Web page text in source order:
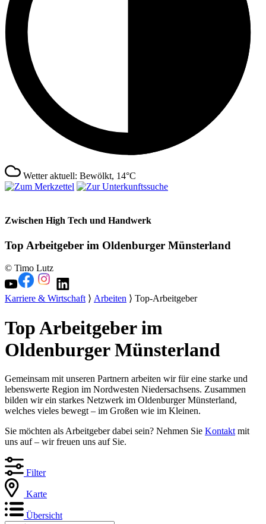
Wetter aktuell: Bewölkt, 14°C
Zwischen High Tech und Handwerk
Top Arbeitgeber im Oldenburger Münsterland
© Timo Lutz
Karriere & Wirtschaft⟩ Arbeiten ⟩ Top-Arbeitgeber
Top Arbeitgeber im
Oldenburger Münsterland
Gemeinsam mit unseren Partnern arbeiten wir für eine starke und
lebenswerte Region im Nordwesten Niedersachsens. Zusammen
bilden wir ein starkes Netzwerk im Oldenburger Münsterland,
welches vieles bewegt – im Großen wie im Kleinen.
Sie möchten als Arbeitgeber dabei sein? Nehmen Sie Kontakt mit
uns auf – wir freuen uns auf Sie.
Filter
Karte
Übersicht